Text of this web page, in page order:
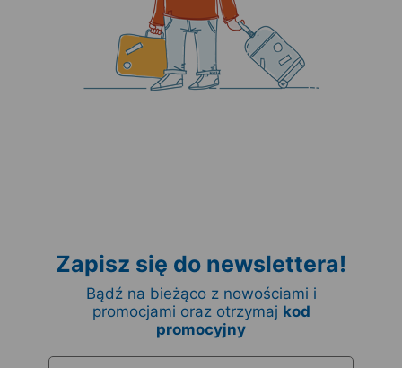
Zapisz się do newslettera!
Bądź na bieżąco z nowościami i
promocjami oraz otrzymaj kod
promocyjny